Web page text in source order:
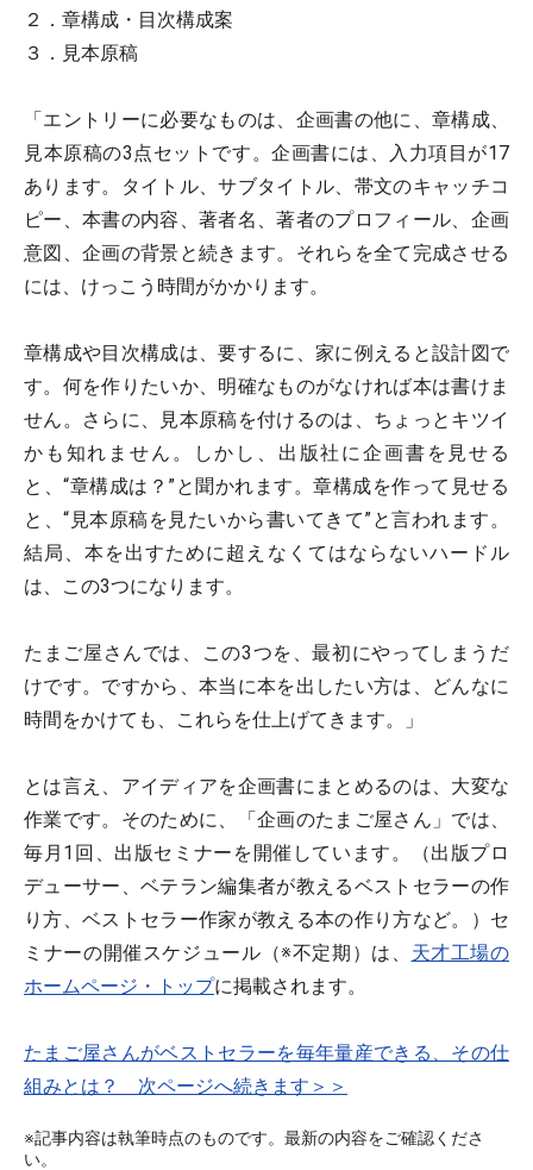
２．章構成・目次構成案
３．見本原稿
「エントリーに必要なものは、企画書の他に、章構成、
見本原稿の3点セットです。企画書には、入力項目が17
あります。タイトル、サブタイトル、帯文のキャッチコ
ピー、本書の内容、著者名、著者のプロフィール、企画
意図、企画の背景と続きます。それらを全て完成させる
には、けっこう時間がかかります。
章構成や目次構成は、要するに、家に例えると設計図で
す。何を作りたいか、明確なものがなければ本は書けま
せん。さらに、見本原稿を付けるのは、ちょっとキツイ
かも知れません。しかし、出版社に企画書を見せる
と、“章構成は？”と聞かれます。章構成を作って見せる
と、“見本原稿を見たいから書いてきて”と言われます。
結局、本を出すために超えなくてはならないハードル
は、この3つになります。
たまご屋さんでは、この3つを、最初にやってしまうだ
けです。ですから、本当に本を出したい方は、どんなに
時間をかけても、これらを仕上げてきます。」
とは言え、アイディアを企画書にまとめるのは、大変な
作業です。そのために、「企画のたまご屋さん」では、
毎月1回、出版セミナーを開催しています。（出版プロ
デューサー、ベテラン編集者が教えるベストセラーの作
り方、ベストセラー作家が教える本の作り方など。）セ
ミナーの開催スケジュール（※不定期）は、 天才工場の
ホームページ・トップに掲載されます。
たまご屋さんがベストセラーを毎年量産できる、その仕
組みとは？ 次ページへ続きます＞＞
※記事内容は執筆時点のものです。最新の内容をご確認くださ
い。